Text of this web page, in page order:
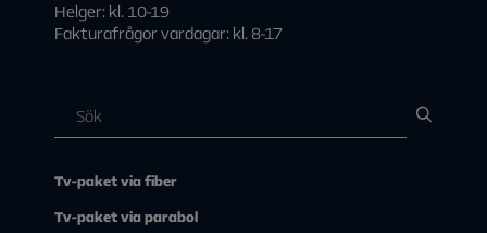
Helger: kl. 10-19
Fakturafrågor vardagar: kl. 8-17
Tv-paket via fiber
Tv-paket via parabol